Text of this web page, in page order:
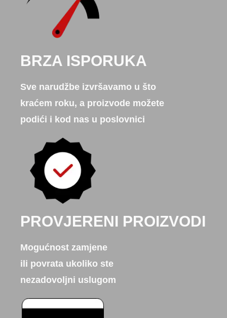
BRZA ISPORUKA
Sve narudžbe izvršavamo u što
kraćem roku, a proizvode možete
podići i kod nas u poslovnici
PROVJERENI PROIZVODI
Mogućnost zamjene
ili povrata ukoliko ste
nezadovoljni uslugom